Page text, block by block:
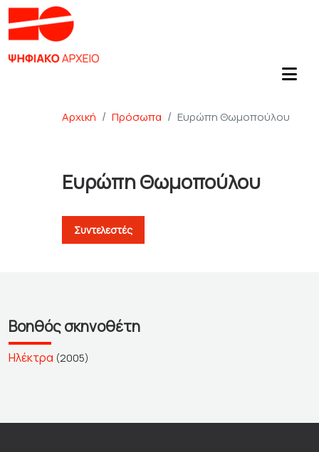
Αρχική Πρόσωπα Ευρώπη Θωμοπούλου
Ευρώπη Θωμοπούλου
Συντελεστές
Βοηθός σκηνοθέτη
Ηλέκτρα (2005)